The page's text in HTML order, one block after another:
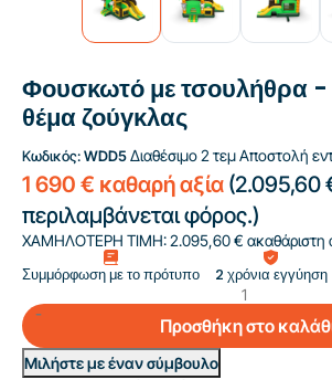
Φουσκωτό με τσουλήθρα
θέμα ζούγκλας
Κωδικός:WDD5Διαθέσιμο 2 τεμΑποστολή
1 690 € καθαρή αξία (2.095,60
περιλαμβάνεται φόρος.)
ΧΑΜΗΛΟΤΕΡΗ ΤΙΜΗ:2.095,60 € ακαθάριστη
Συμμόρφωση με το πρότυπο 2 χρόνια εγγύηση
Προσθήκη στο
Μιλήστε με έναν σύμβουλο